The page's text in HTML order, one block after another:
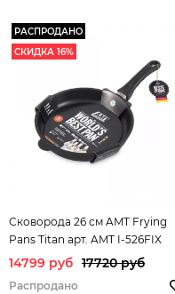
РАСПРОДАНО
СКИДКА 16%
Сковорода 26 см AMT Frying
Pans Titan арт. AMT I-526FIX
14799 руб 17720 руб
Распродано